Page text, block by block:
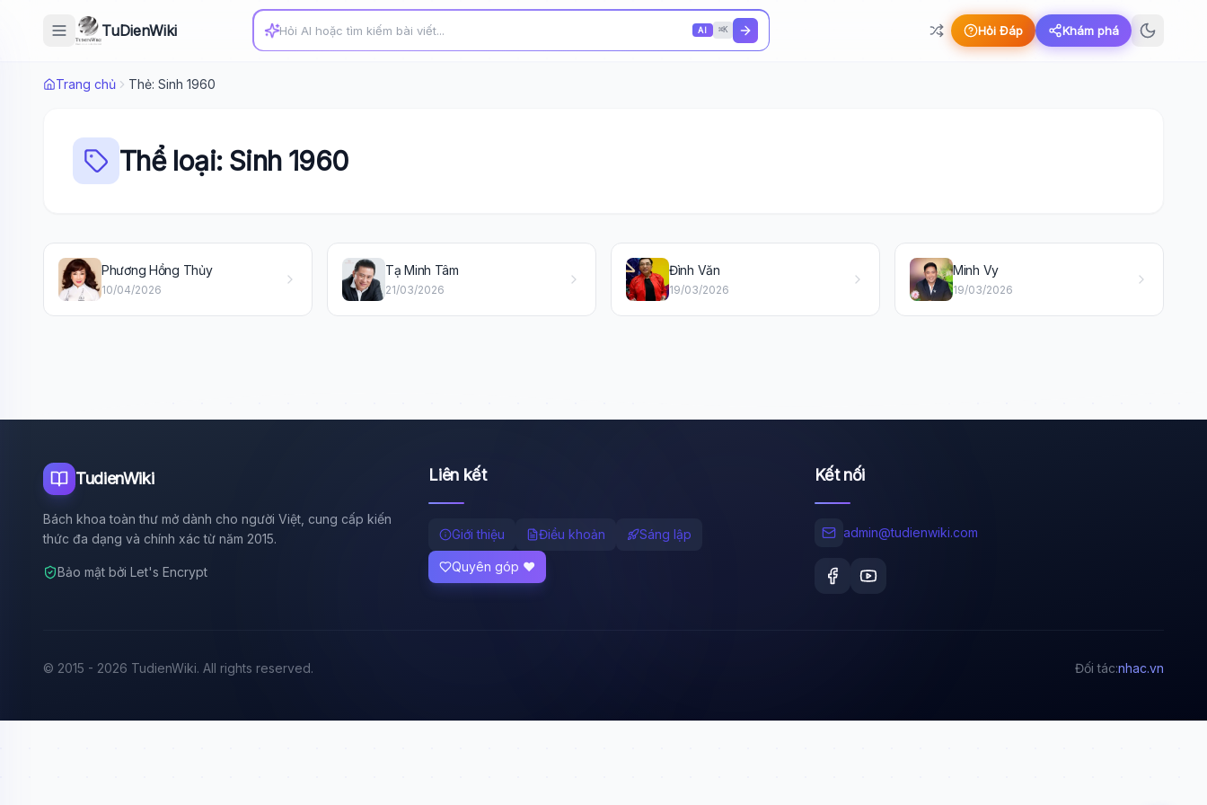
TuDienWiki AI ⌘K Hỏi Đáp Khám phá
Trang chủ Thẻ: Sinh 1960
Thể loại: Sinh 1960
Phương Hồng Thủy
10/04/2026
Tạ Minh Tâm
21/03/2026
Đình Văn
19/03/2026
Minh Vy
19/03/2026
TudienWiki
Bách khoa toàn thư mở dành cho người Việt, cung cấp kiến
thức đa dạng và chính xác từ năm 2015.
Bảo mật bởi Let's Encrypt
Liên kết
Giới thiệu Điều khoản Sáng lập
Quyên góp ❤️
Kết nối
admin@tudienwiki.com
© 2015 - 2026 TudienWiki. All rights reserved. Đối tác:nhac.vn
Tôi là trợ lý AI của TuDienWiki. Hãy hỏi tôi bất kỳ
điều gì về các bài viết trên Wiki!